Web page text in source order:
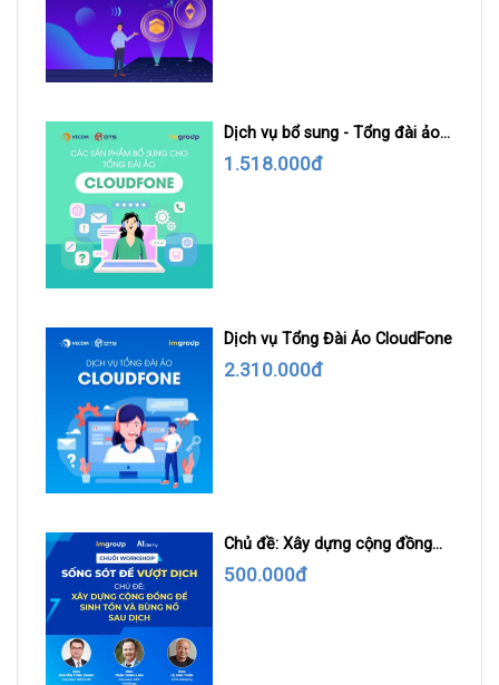
Dịch vụ bổ sung - Tổng đài ảo
Cloudfone
1.518.000đ
Dịch vụ Tổng Đài Ảo CloudFone
2.310.000đ
Chủ đề: Xây dựng cộng đồng
để sinh tồn và bùng nổ sau dịch
500.000đ